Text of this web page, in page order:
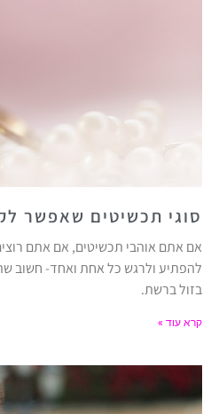
סוגי תכשיטים שאפשר
אם אתם אוהבי תכשיטים, אם אתם
להפתיע ולרגש כל אחת ואחד- חשוב
בזול ברשת.
קרא עוד »